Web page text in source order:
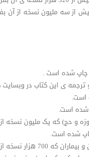
زندگی ات لذت ببر که در سال 2008 م
چاپ شده است .
ی این کتاب در
است.
شده است.
و حج) که یک ملیون نسخه
شده است.
چاپ شده است.